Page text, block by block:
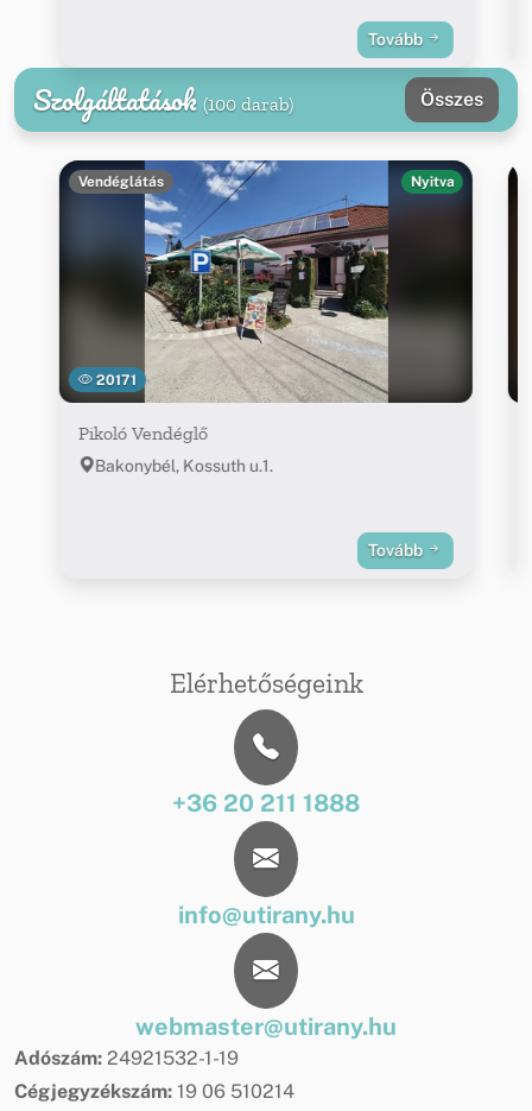
Tovább
Szolgáltatások (100 darab) Összes
20171
Vendéglátás Nyitva
Pikoló Vendéglő
Bakonybél, Kossuth u.1.
Tovább
Elérhetőségeink
+36 20 211 1888
info@utirany.hu
webmaster@utirany.hu
Adószám: 24921532-1-19
Cégjegyzékszám: 19 06 510214